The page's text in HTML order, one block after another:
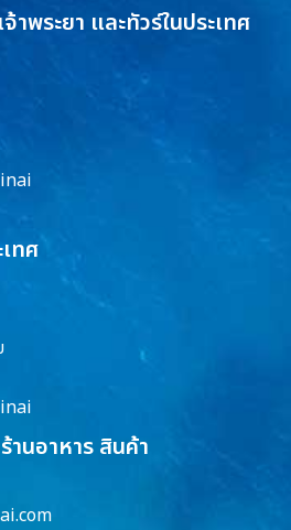
าพระยา และทัวร์ในประเทศ
ทศ
นอาหาร สินค้า